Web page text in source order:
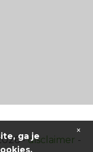
-disclaimer -
ga je
×